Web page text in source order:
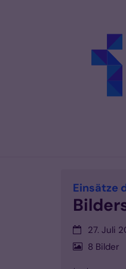
Einsätze
Datum:27. Juli
8 Bilder